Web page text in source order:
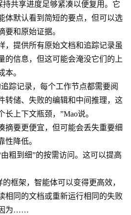
共享进度足够紧凑以便复用。它
体默认看到简短的要点，但可以选
要和原始证据。
，提供所有原始文档和追踪记录虽
的信息，但这可能会淹没它们的上
本。
踪记录，每个工作节点都需要阅
转储、失败的编辑和中间推理，这
上下文瓶颈，”Mao说。
摘要更便宜，但可能会丢失重要细
性降低。
粗到细”的按需访问。这可以提高
框架，智能体可以变得更高效，
相同的文档或重新运行相同的失败
因为……